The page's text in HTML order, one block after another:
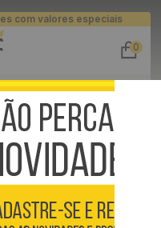
com valores especiais
0
Placas 3D ripados